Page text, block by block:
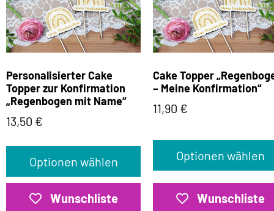
Personalisierter Cake
Topper zur Konfirmation
„Regenbogen mit Name“
13,50 €
Optionen wählen
Wunschliste
Cake Topper
– Meine Konfirmation“
11,90 €
Optionen wählen
Wunschliste